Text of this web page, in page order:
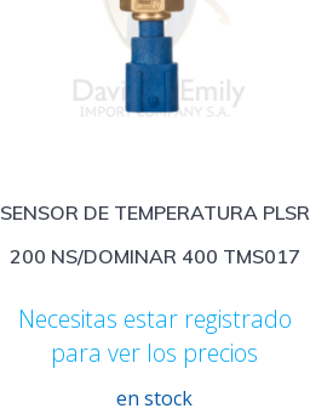
SENSOR DE TEMPERATURA PLSR
200 NS/DOMINAR 400 TMS017
Necesitas estar registrado
para ver los precios
en stock